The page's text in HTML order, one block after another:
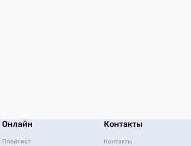
Онлайн
Плейлист
Контакты
Контакты